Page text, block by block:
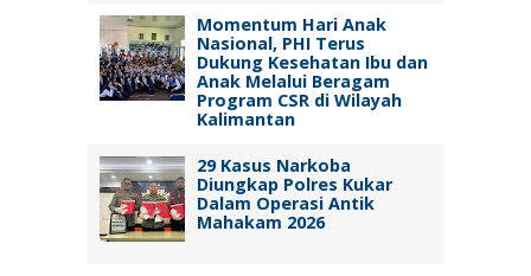
Momentum Hari Anak
Nasional, PHI Terus
Dukung Kesehatan Ibu dan
Anak Melalui Beragam
Program CSR di Wilayah
Kalimantan
29 Kasus Narkoba
Diungkap Polres Kukar
Dalam Operasi Antik
Mahakam 2026